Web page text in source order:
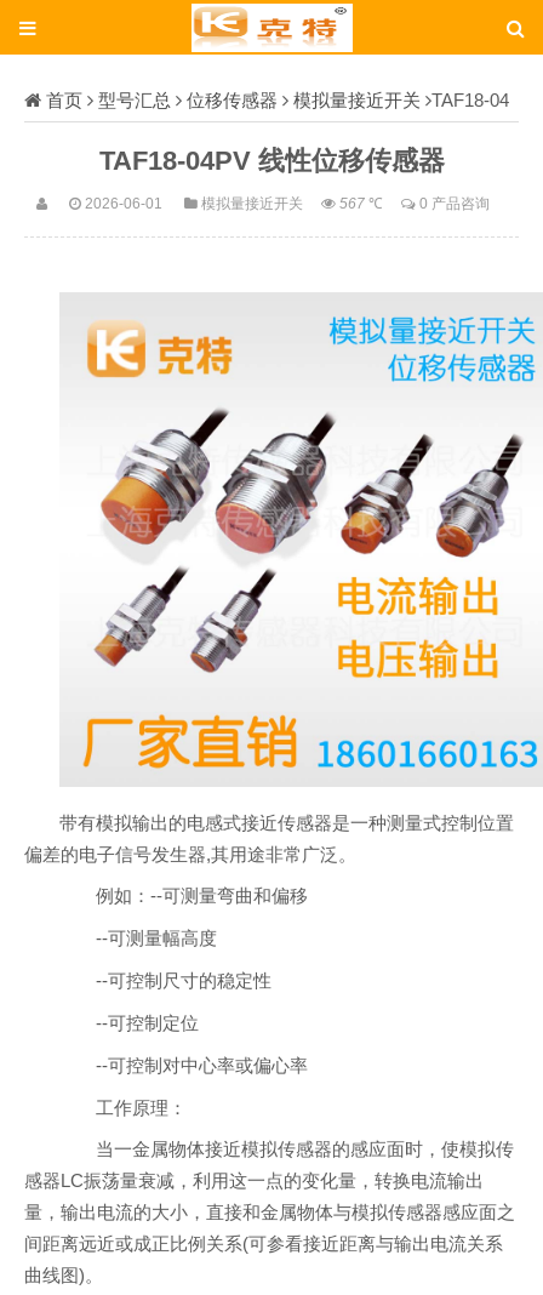
首页 型号汇总 位移传感器 模拟量接近开关 TAF18-04
TAF18-04PV 线性位移传感器
2026-06-01 模拟量接近开关 567℃ 0 产品咨询
带有模拟输出的电感式接近传感器是一种测量式控制位置
偏差的电子信号发生器,其用途非常广泛。
例如：--可测量弯曲和偏移
--可测量幅高度
--可控制尺寸的稳定性
--可控制定位
--可控制对中心率或偏心率
工作原理：
当一金属物体接近模拟传感器的感应面时，使模拟传
感器LC振荡量衰减，利用这一点的变化量，转换电流输出
量，输出电流的大小，直接和金属物体与模拟传感器感应面之
间距离远近或成正比例关系(可参看接近距离与输出电流关系
曲线图)。